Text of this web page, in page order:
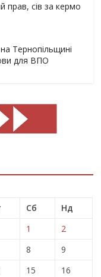
прав, сів за кермо
Тернопільщині
для ВПО
Сб
Нд
1
2
8
9
15
16